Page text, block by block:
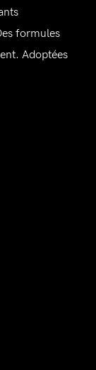
formules
Adoptées